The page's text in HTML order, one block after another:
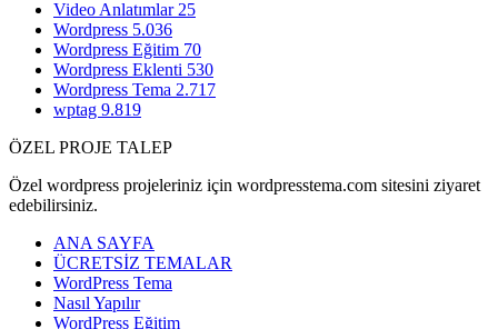
Video Anlatımlar 25
Wordpress 5.036
Wordpress Eğitim 70
Wordpress Eklenti 530
Wordpress Tema 2.717
wptag 9.819
ÖZEL PROJE TALEP
Özel wordpress projeleriniz için wordpresstema.com sitesini ziyaret
edebilirsiniz.
ANA SAYFA
ÜCRETSİZ TEMALAR
WordPress Tema
Nasıl Yapılır
WordPress Eğitim